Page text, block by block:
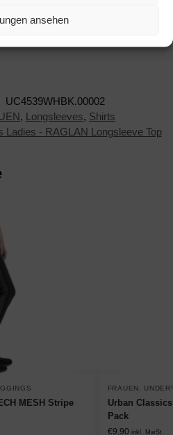
ansehen
UC4539WHBK.00002
, Longsleeves, Shirts
Ladies - RAGLAN Longsleeve Top
MESH Stripe
FRAUEN
Urban
Pack
€9,90 inkl. MwSt.